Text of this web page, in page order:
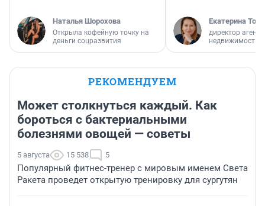
Наталья Шорохова
Открыла кофейную точку на
деньги соцразвития
Екатерина
директор
недвижимости
РЕКОМЕНДУЕМ
Может столкнуться каждый. Как
бороться с бактериальными
болезнями овощей — советы
5 августа 15 538 5
Популярный фитнес-тренер с мировым именем Света
Ракета проведет открытую тренировку для сургутян